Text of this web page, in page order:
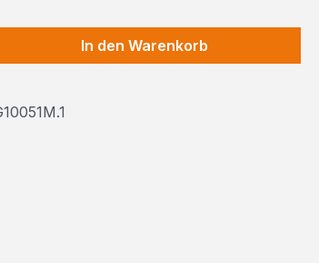
Gib den gewünschten Wert
In den Warenkorb